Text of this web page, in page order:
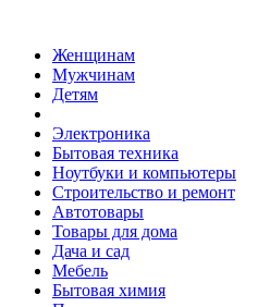
Женщинам
Мужчинам
Детям
Электроника
Бытовая техника
Ноутбуки и компьютеры
Строительство и ремонт
Автотовары
Товары для дома
Дача и сад
Мебель
Бытовая химия